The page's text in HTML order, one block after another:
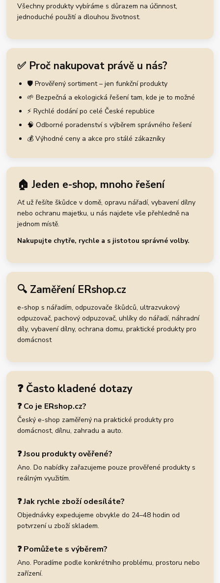
Všechny produkty vybíráme s důrazem na účinnost,
jednoduché použití a dlouhou životnost.
✅ Proč nakupovat právě u nás?
🛡️ Prověřený sortiment – jen funkční produkty
🌱 Bezpečná a ekologická řešení tam, kde je to možné
⚡ Rychlé dodání po celé České republice
🧠 Odborné poradenství s výběrem správného řešení
💰 Výhodné ceny a akce pro stálé zákazníky
🏠 Jeden e-shop, mnoho řešení
Ať už řešíte škůdce v domě, opravu nářadí, vybavení dílny
nebo ochranu majetku, u nás najdete vše přehledně na
jednom místě.
Nakupujte chytře, rychle a s jistotou správné volby.
🔍 Zaměření ERshop.cz
e-shop s nářadím, odpuzovače škůdců, ultrazvukový
odpuzovač, pachový odpuzovač, uhlíky do nářadí, náhradní
díly, vybavení dílny, ochrana domu, praktické produkty pro
domácnost
❓ Často kladené dotazy
❓ Co je ERshop.cz?
Český e-shop zaměřený na praktické produkty pro
domácnost, dílnu, zahradu a auto.
❓ Jsou produkty ověřené?
Ano. Do nabídky zařazujeme pouze prověřené produkty s
reálným využitím.
❓ Jak rychle zboží odesíláte?
Objednávky expedujeme obvykle do 24–48 hodin od
potvrzení u zboží skladem.
❓ Pomůžete s výběrem?
Ano. Poradíme podle konkrétního problému, prostoru nebo
zařízení.